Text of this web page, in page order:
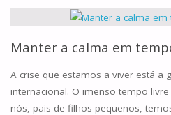
DOS
DIAS
SEM
ROTINA"
Manter a calma em
A crise que estamos a viver está a
internacional. O imenso tempo
nós, pais de filhos pequenos,